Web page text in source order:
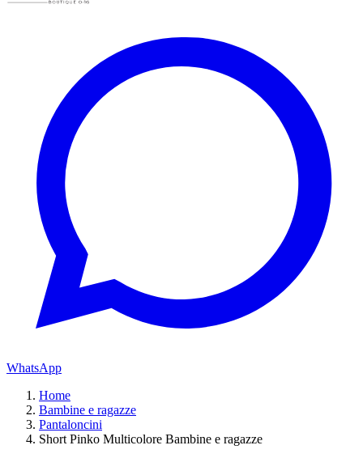
WhatsApp
Home
Bambine e ragazze
Pantaloncini
Short Pinko Multicolore Bambine e ragazze